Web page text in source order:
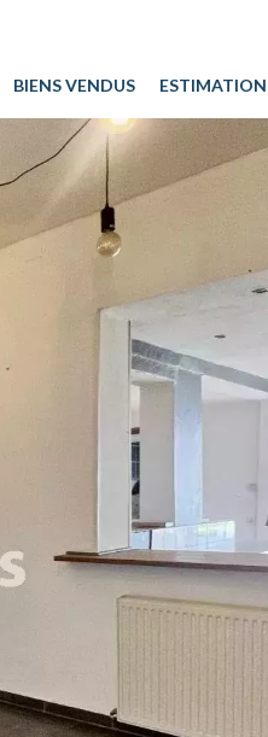
BIENS VENDUS ESTIMATION